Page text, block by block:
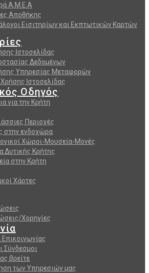
Α.Μ.Ε.Α
Αποθήκης
Εισιτηρίων και Εκπτωτικών Καρτών
Ιστοσελίδας
Δεδομένων
Υπηρεσίας Μεταφορών
Ιστοσελίδας
Οδηγός
για την Κρήτη
Περιοχές
στην ενδοχώρα
Χώροι-Μουσεία-Μονές
Δυτικής Κρήτης
στην Κρήτη
Χάρτες
Χορηγίες
Επικοινωνίας
Σύνδεσμοι
βρείτε
των Υπηρεσιών μας